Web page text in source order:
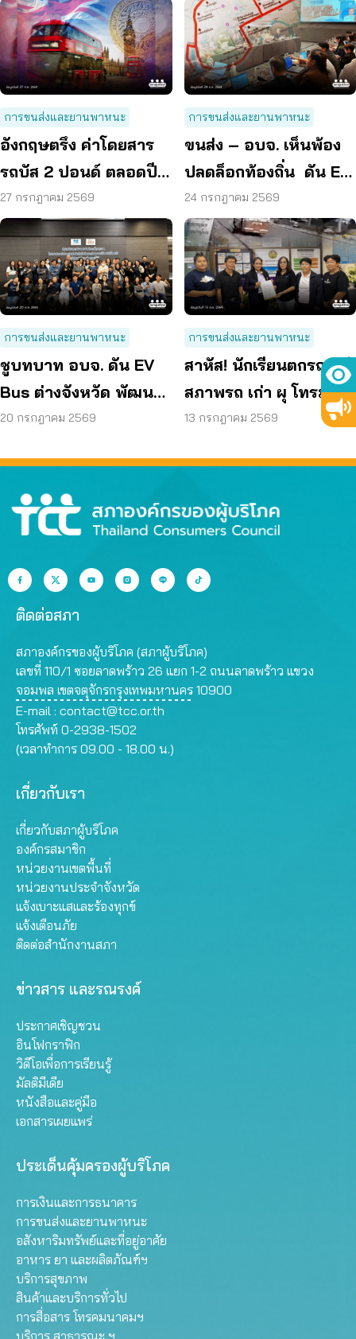
การขนส่งและยานพาหนะ
อังกฤษตรึง ค่าโดยสาร
รถบัส 2 ปอนด์ ตลอดปี
70 ลดค่าครองชีพ
27 กรกฎาคม 2569
การขนส่งและยานพาหนะ
ขนส่ง – อบจ. เห็นพ้อง
ปลดล็อกท้องถิ่น ดัน EV
Bus อยุธยา
24 กรกฎาคม 2569
การขนส่งและยานพาหนะ
ชูบทบาท อบจ. ดัน EV
Bus ต่างจังหวัด พัฒนา
ขนส่งสาธารณะไร้รอย
20 กรกฎาคม 2569
การขนส่งและยานพาหนะ
สาหัส! นักเรียนตกรถเมล์
สภาพรถ เก่า ผุ โทรม
ถามหามาตรฐานรถ
13 กรกฎาคม 2569
ติดต่อสภา
สภาองค์กรของผู้บริโภค (สภาผู้บริโภค)
เลขที่ 110/1 ซอยลาดพร้าว 26 แยก 1-2 ถนนลาดพร้าว แขวง
จอมพล เขตจตุจักรกรุงเทพมหานคร 10900
E-mail : contact@tcc.or.th
โทรศัพท์ 0-2938-1502
(เวลาทำการ 09.00 - 18.00 น.)
เกี่ยวกับเรา
เกี่ยวกับสภาผู้บริโภค
องค์กรสมาชิก
หน่วยงานเขตพื้นที่
หน่วยงานประจำจังหวัด
แจ้งเบาะแสและร้องทุกข์
แจ้งเตือนภัย
ติดต่อสำนักงานสภา
ข่าวสาร และรณรงค์
ประกาศเชิญชวน
อินโฟกราฟิก
วิดีโอเพื่อการเรียนรู้
มัลติมีเดีย
หนังสือและคู่มือ
เอกสารเผยแพร่
ประเด็นคุ้มครองผู้บริโภค
การเงินและการธนาคาร
การขนส่งและยานพาหนะ
อสังหาริมทรัพย์และที่อยู่อาศัย
อาหาร ยา และผลิตภัณฑ์ฯ
บริการสุขภาพ
สินค้าและบริการทั่วไป
การสื่อสาร โทรคมนาคมฯ